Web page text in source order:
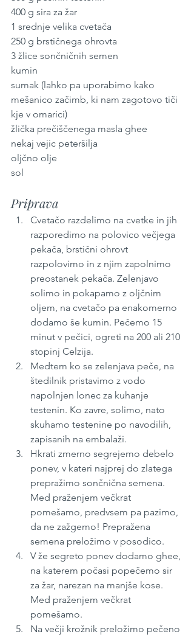
400 g sira za žar
1 srednje velika cvetača
250 g brstičnega ohrovta
3 žlice sončničnih semen
kumin
sumak (lahko pa uporabimo kako
mešanico začimb, ki nam zagotovo tiči
kje v omarici)
žlička prečiščenega masla ghee
nekaj vejic peteršilja
oljčno olje
sol
Priprava
Cvetačo razdelimo na cvetke in jih
razporedimo na polovico večjega
pekača, brstični ohrovt
razpolovimo in z njim zapolnimo
preostanek pekača. Zelenjavo
solimo in pokapamo z oljčnim
oljem, na cvetačo pa enakomerno
dodamo še kumin. Pečemo 15
minut v pečici, ogreti na 200 ali 210
stopinj Celzija.
Medtem ko se zelenjava peče, na
štedilnik pristavimo z vodo
napolnjen lonec za kuhanje
testenin. Ko zavre, solimo, nato
skuhamo testenine po navodilih,
zapisanih na embalaži.
Hkrati zmerno segrejemo debelo
ponev, v kateri najprej do zlatega
prepražimo sončnična semena.
Med praženjem večkrat
pomešamo, predvsem pa pazimo,
da ne zažgemo! Prepražena
semena preložimo v posodico.
V že segreto ponev dodamo ghee,
na katerem počasi popečemo sir
za žar, narezan na manjše kose.
Med praženjem večkrat
pomešamo.
Na večji krožnik preložimo pečeno